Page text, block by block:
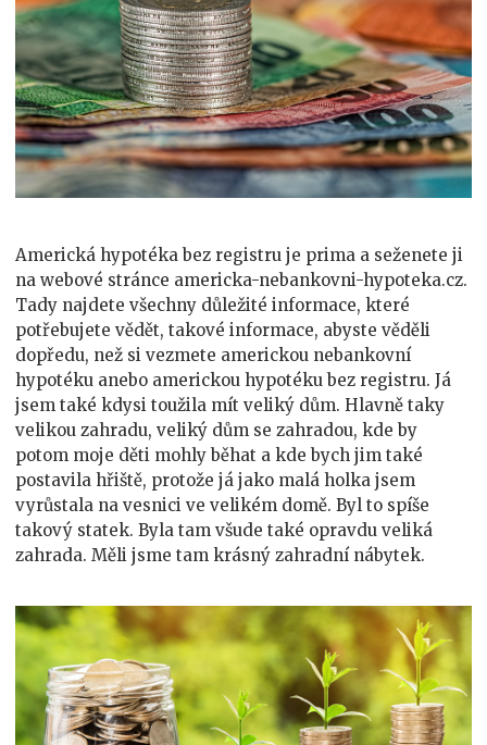
Americká hypotéka bez registru je prima a seženete ji
na webové stránce americka-nebankovni-hypoteka.cz.
Tady najdete všechny důležité informace, které
potřebujete vědět, takové informace, abyste věděli
dopředu, než si vezmete americkou nebankovní
hypotéku anebo americkou hypotéku bez registru. Já
jsem také kdysi toužila mít veliký dům. Hlavně taky
velikou zahradu, veliký dům se zahradou, kde by
potom moje děti mohly běhat a kde bych jim také
postavila hřiště, protože já jako malá holka jsem
vyrůstala na vesnici ve velikém domě. Byl to spíše
takový statek. Byla tam všude také opravdu veliká
zahrada. Měli jsme tam krásný zahradní nábytek.